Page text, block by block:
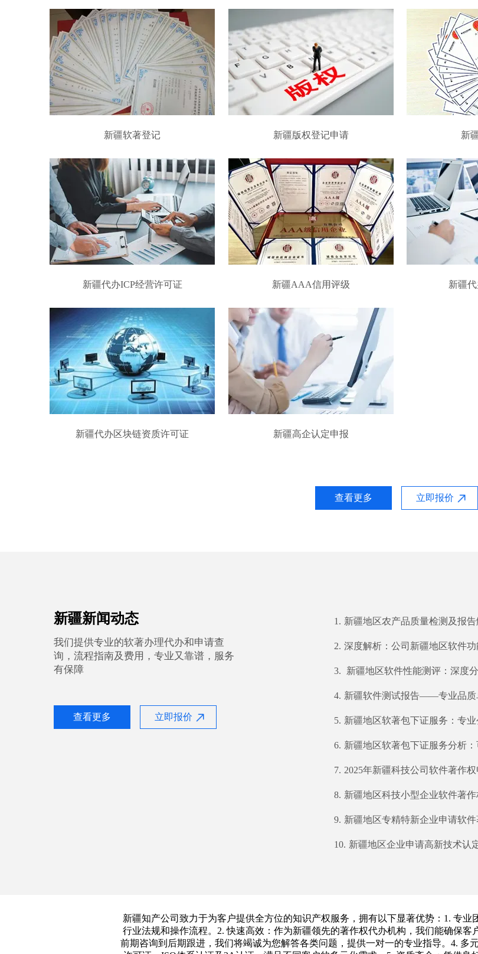
新疆软著登记 新疆版权登记申请 新
新疆代办ICP经营许可证 新疆AAA信用评级 新疆
新疆代办区块链资质许可证 新疆高企认定申报
查看更多 立即报价
新疆新闻动态
我们提供专业的软著办理代办和申请查
询，流程指南及费用，专业又靠谱，服务
有保障
查看更多 立即报价
1. 新疆地区农产品质量检测及报
2. 深度解析：公司新疆地区软件
3. 新疆地区软件性能测评：深度
4. 新疆软件测试报告——专业品质
5. 新疆地区软著包下证服务：专
6. 新疆地区软著包下证服务分析
7. 2025年新疆科技公司软件著作
8. 新疆地区科技小型企业软件著
9. 新疆地区专精特新企业申请软
10. 新疆地区企业申请高新技术认
新疆知产公司致力于为客户提供全方位的知识产权服务，拥有以下显著优势：1. 专
行业法规和操作流程。2. 快速高效：作为新疆领先的著作权代办机构，我们能确保客
前期咨询到后期跟进，我们将竭诚为您解答各类问题，提供一对一的专业指导。4. 多